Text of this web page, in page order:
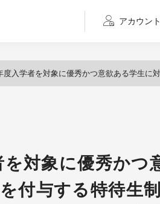
アカウン
者を対象に優秀かつ意欲ある学生に対し奨学金を付与する特待生制度を実施
対象に優秀かつ
付与する特待生